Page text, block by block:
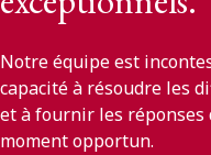
Notre équipe est
capacité à résoudre les
et à fournir les
moment opportun.